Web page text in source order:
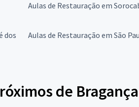
Aulas de Restauração em
dos
Aulas de Restauração em São
de